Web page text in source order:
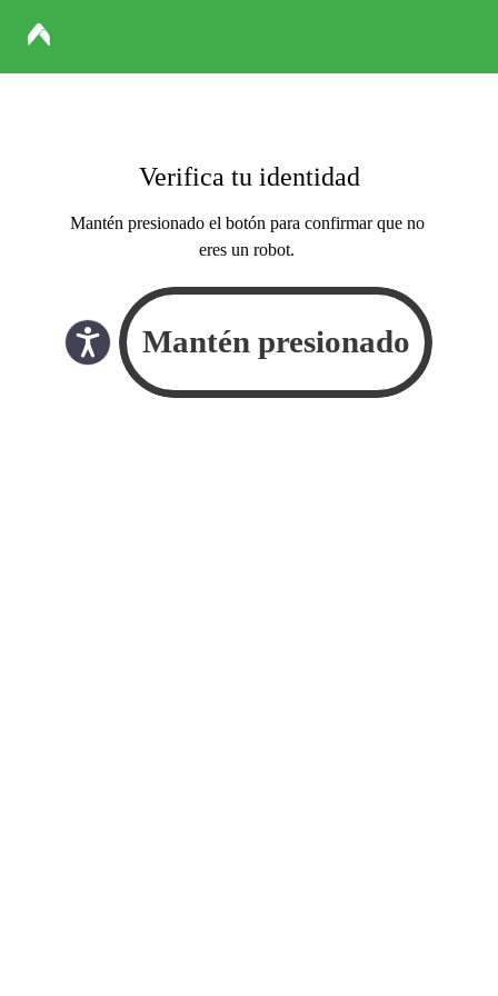
Verifica tu identidad
Mantén presionado el botón para confirmar que no
eres un robot.